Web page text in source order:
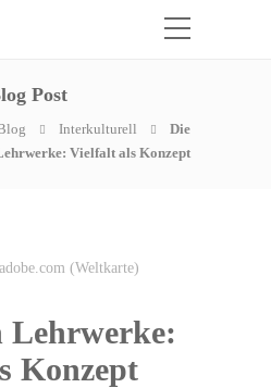
Post
Interkulturell
Die
Vielfalt als Konzept
(Weltkarte)
Lehrwerke:
Konzept